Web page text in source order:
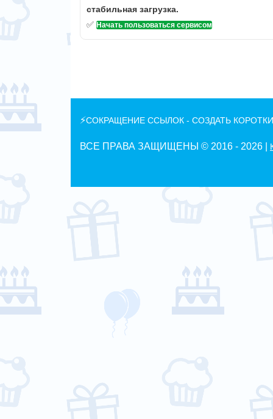
стабильная загрузка.
✅ Начать пользоваться сервисом
⚡СОКРАЩЕНИЕ ССЫЛОК - СОЗДАТЬ
ВСЕ ПРАВА ЗАЩИЩЕНЫ © 2016 - 2026 |